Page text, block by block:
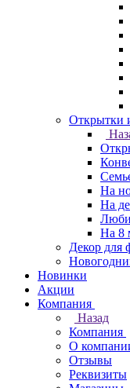
Открытки
На
На
На 8
Декор для
Новинки
Акции
Компания
Назад
Компания
О
Отзывы
Реквизиты